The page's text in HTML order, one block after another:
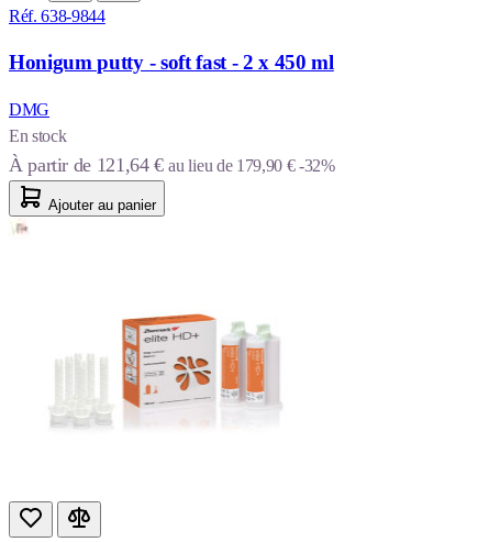
Réf. 638-9844
Honigum putty - soft fast - 2 x 450 ml
DMG
En stock
À partir de 121,64 € au lieu de 179,90 € -32%
Ajouter au panier